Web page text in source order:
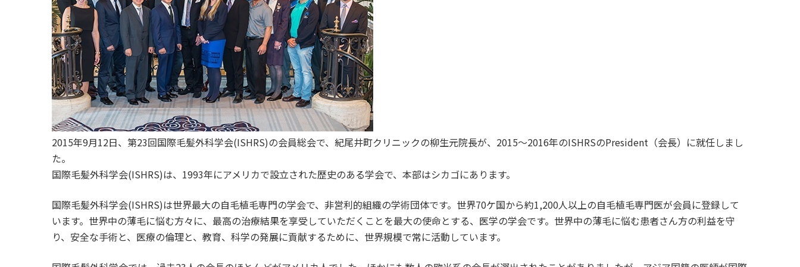
2015年9月12日、第23回国際毛髪外科学会(ISHRS)の会員総会で、紀尾井町クリニックの柳生元院長が、2015～2016年のISHRSのPresident（会長）に就任しまし
た。
国際毛髪外科学会(ISHRS)は、1993年にアメリカで設立された歴史のある学会で、本部はシカゴにあります。
国際毛髪外科学会(ISHRS)は世界最大の自毛植毛専門の学会で、非営利的組織の学術団体です。世界70ケ国から約1,200人以上の自毛植毛専門医が会員に登録して
います。世界中の薄毛に悩む方々に、最高の治療結果を享受していただくことを最大の使命とする、医学の学会です。世界中の薄毛に悩む患者さん方の利益を守
り、安全な手術と、医療の倫理と、教育、科学の発展に貢献するために、世界規模で常に活動しています。